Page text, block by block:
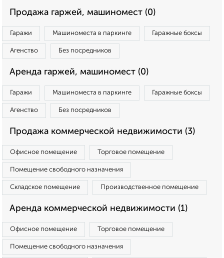
Продажа гаржей, машиномест (0)
Гаражи Машиноместа в паркинге Гаражные боксы
Агенство Без посредников
Аренда гаржей, машиномест (0)
Гаражи Машиноместа в паркинге Гаражные боксы
Агенство Без посредников
Продажа коммерческой недвижимости (3)
Офисное помещение Торговое помещение
Помещение свободного назначения
Складское помещение Производственное помещение
Аренда коммерческой недвижимости (1)
Офисное помещение Торговое помещение
Помещение свободного назначения